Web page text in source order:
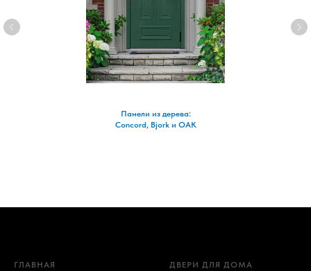
Панели из дерева:
Concord, Bjork и OAK
ГЛАВНАЯ ДВЕРИ ДЛЯ ДОМА